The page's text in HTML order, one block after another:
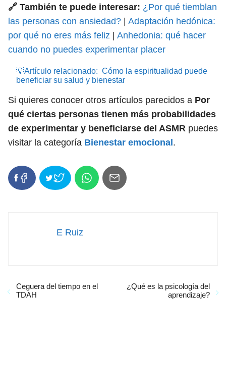
🔗 También te puede interesar: ¿Por qué tiemblan
las personas con ansiedad?
Adaptación hedónica:
por qué no eres más feliz
Anhedonia: qué hacer
cuando no puedes experimentar placer
💡Artículo relacionado: Cómo la espiritualidad puede
beneficiar su salud y bienestar
Si quieres conocer otros artículos parecidos a Por
qué ciertas personas tienen más probabilidades
de experimentar y beneficiarse del ASMR puedes
visitar la categoría Bienestar emocional .
E Ruiz
Ceguera del tiempo en el
TDAH
¿Qué es la psicología del
aprendizaje?